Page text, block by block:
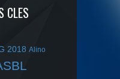
CLES
2018 Alino